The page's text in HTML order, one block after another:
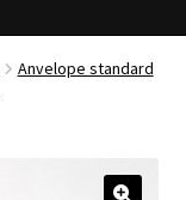
copil
Extinde
Anvelope standard